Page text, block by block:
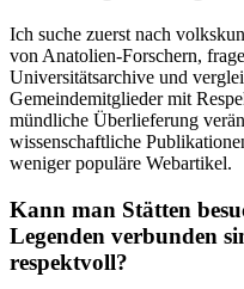
Ich suche zuerst nach
von⁣ Anatolien-Forschern,
Universitätsarchive⁣ und​
Gemeindemitglieder⁣ mit‌
mündliche Überlieferung
wissenschaftliche
weniger populäre Webartikel.
Kann man Stätten
Legenden verbunden
respektvoll?